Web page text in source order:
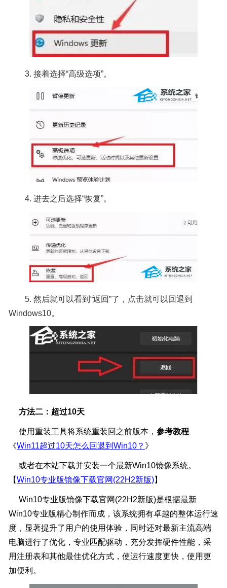
3. 接着选择“高级选项”。
4. 进去之后选择“恢复”。
5. 然后就可以看到“返回”了，点击就可以回退到
Windows10。
方法二：超过10天
使用重装工具将系统重装回之前版本， 参考教程
《Win11超过10天怎么回退到Win10？ 》
或者在本站下载并安装一个最新Win10镜像系统。
【Win10专业版镜像下载官网(22H2新版)】
Win10专业版镜像下载官网(22H2新版)是根据最新
Win10专业版精心制作而成，该系统拥有卓越的整体运行速
度，显著提升了用户的使用体验，同时还对最新主流高端
电脑进行了优化，专业匹配驱动，充分发挥硬件性能，采
用注册表和其他最佳优化方式，使运行速度更快，使用更
加便利。